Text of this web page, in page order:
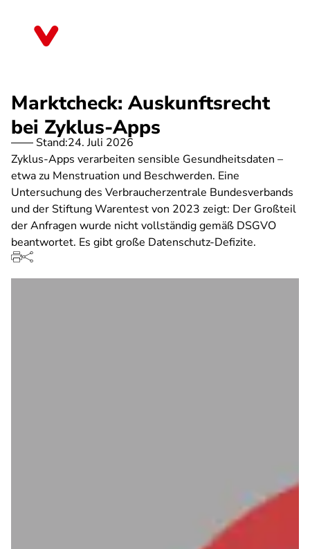
Marktcheck: Auskunftsrecht
bei Zyklus-Apps
Stand:24. Juli 2026
Zyklus-Apps verarbeiten sensible Gesundheitsdaten –
etwa zu Menstruation und Beschwerden. Eine
Untersuchung des Verbraucherzentrale Bundesverbands
und der Stiftung Warentest von 2023 zeigt: Der Großteil
der Anfragen wurde nicht vollständig gemäß DSGVO
beantwortet. Es gibt große Datenschutz-Defizite.